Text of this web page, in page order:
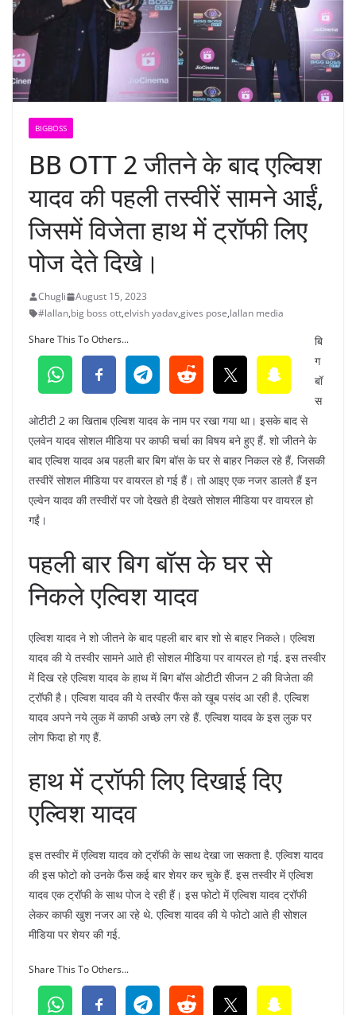
BIGBOSS
BB OTT 2 जीतने के बाद एल्विश
यादव की पहली तस्वीरें सामने आईं,
जिसमें विजेता हाथ में ट्रॉफी लिए
पोज देते दिखे।
Chugli
August 15, 2023
#lallan,big boss ott,elvish yadav,gives pose,lallan media
Share This To Others...
बि
ग
बॉ
स
ओटीटी 2 का खिताब एल्विश यादव के नाम पर रखा गया था। इसके बाद से
एलवेन यादव सोशल मीडिया पर काफी चर्चा का विषय बने हुए हैं. शो जीतने के
बाद एल्विश यादव अब पहली बार बिग बॉस के घर से बाहर निकल रहे हैं, जिसकी
तस्वीरें सोशल मीडिया पर वायरल हो गई हैं। तो आइए एक नजर डालते हैं इन
एल्वेन यादव की तस्वीरों पर जो देखते ही देखते सोशल मीडिया पर वायरल हो
गईं।
पहली बार बिग बॉस के घर से
निकले एल्विश यादव
एल्विश यादव ने शो जीतने के बाद पहली बार बार शो से बाहर निकले। एल्विश
यादव की ये तस्वीर सामने आते ही सोशल मीडिया पर वायरल हो गई. इस तस्वीर
में दिख रहे एल्विश यादव के हाथ में बिग बॉस ओटीटी सीजन 2 की विजेता की
ट्रॉफी है। एल्विश यादव की ये तस्वीर फैंस को खूब पसंद आ रही है. एल्विश
यादव अपने नये लुक में काफी अच्छे लग रहे हैं. एल्विश यादव के इस लुक पर
लोग फिदा हो गए हैं.
हाथ में ट्रॉफी लिए दिखाई दिए
एल्विश यादव
इस तस्वीर में एल्विश यादव को ट्रॉफी के साथ देखा जा सकता है. एल्विश यादव
की इस फोटो को उनके फैंस कई बार शेयर कर चुके हैं. इस तस्वीर में एल्विश
यादव एक ट्रॉफी के साथ पोज दे रही हैं। इस फोटो में एल्विश यादव ट्रॉफी
लेकर काफी खुश नजर आ रहे थे. एल्विश यादव की ये फोटो आते ही सोशल
मीडिया पर शेयर की गई.
Share This To Others...